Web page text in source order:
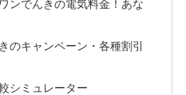
ンでんきの電気料金！あな
のキャンペーン・各種割引
シミュレーター